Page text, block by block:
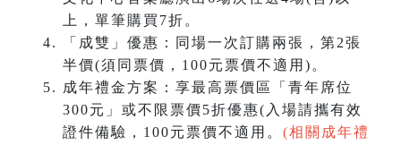
上，單筆購買7折。
「成雙」優惠：同場一次訂購兩張，第2張
半價(須同票價，100元票價不適用)。
成年禮金方案：享最高票價區「青年席位
300元」或不限票價5折優惠(入場請攜有效
證件備驗，100元票價不適用。 (相關成年禮